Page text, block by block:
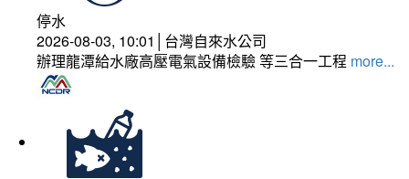
停水
2026-08-03, 10:01│台灣自來水公司
辦理龍潭給水廠高壓電氣設備檢驗 等三合一工程 more...